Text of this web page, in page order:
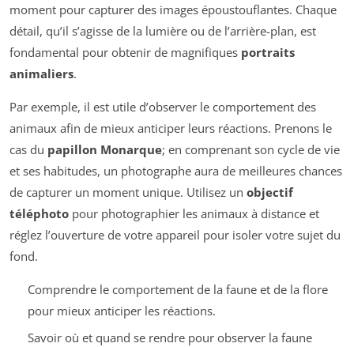
moment pour capturer des images époustouflantes. Chaque
détail, qu’il s’agisse de la lumière ou de l’arrière-plan, est
fondamental pour obtenir de magnifiques portraits
animaliers.
Par exemple, il est utile d’observer le comportement des
animaux afin de mieux anticiper leurs réactions. Prenons le
cas du papillon Monarque; en comprenant son cycle de vie
et ses habitudes, un photographe aura de meilleures chances
de capturer un moment unique. Utilisez un objectif
téléphoto pour photographier les animaux à distance et
réglez l’ouverture de votre appareil pour isoler votre sujet du
fond.
Comprendre le comportement de la faune et de la flore
pour mieux anticiper les réactions.
Savoir où et quand se rendre pour observer la faune